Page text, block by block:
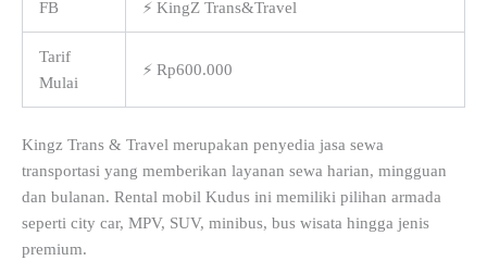
FB ⚡ KingZ Trans&Travel
Tarif
Mulai
⚡ Rp600.000
Kingz Trans & Travel merupakan penyedia jasa sewa
transportasi yang memberikan layanan sewa harian, mingguan
dan bulanan. Rental mobil Kudus ini memiliki pilihan armada
seperti city car, MPV, SUV, minibus, bus wisata hingga jenis
premium.